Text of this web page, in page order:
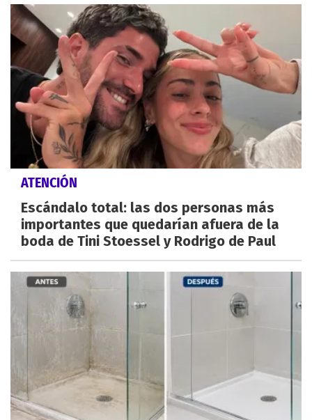
ATENCIÓN
Escándalo total: las dos personas más
importantes que quedarían afuera de la
boda de Tini Stoessel y Rodrigo de Paul